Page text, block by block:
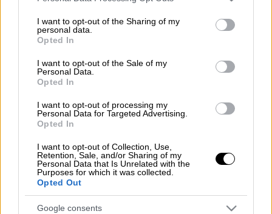
not limited to your visit or usage behaviour. You may click to
grant or deny consent to Google and its third-party tags to
use your data for below specified purposes in below Google
consent section.
I want to opt-out of the Sharing of my
personal data.
Opted In
I want to opt-out of the Sale of my
Personal Data.
Opted In
I want to opt-out of processing my
Personal Data for Targeted Advertising.
Opted In
I want to opt-out of Collection, Use,
Retention, Sale, and/or Sharing of my
Personal Data that Is Unrelated with the
Purposes for which it was collected.
Opted Out
Google consents
Οι Κέντρικ Ναν και Τάιλερ Ντόρσεϊ είχαν
έντονη αντιπαράθεση, η οποία γρήγορα
εξελίχθηκε σε σύρραξη, με τους δύο παίκτες
να πιάνονται στα χέρια και να έρχονται
πρόσωπο με πρόσωπο σε ιδιαίτερα
άμεσα, με παίκτες και από τις δύο ομάδες να
εμπλέκονται προκειμένου να τους χωρίσουν.
Στο γενικευμένο επεισόδιο, ο Ματίας Λεσόρ
τράβηξε τη φανέλα του Ντόρσεϊ, με
αποτέλεσμα αυτή να σκιστεί, προσθέτοντας
ακόμα μεγαλύτερη ένταση στη φάση.